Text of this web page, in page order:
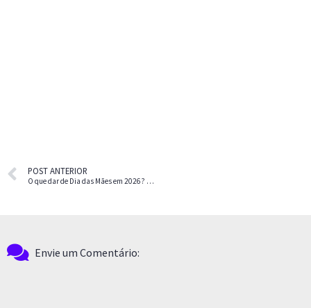
POST ANTERIOR
O que dar de Dia das Mães em 2026? 15 Ideias de Presentes Inesquecíveis (da Tecnologia ao Autocuidado)
Envie um Comentário: